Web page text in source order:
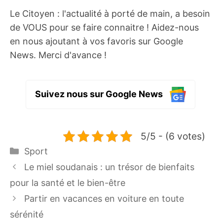
Le Citoyen : l'actualité à porté de main, a besoin
de VOUS pour se faire connaitre ! Aidez-nous
en nous ajoutant à vos favoris sur Google
News. Merci d'avance !
Suivez nous sur Google News
5/5 - (6 votes)
Catégories
Sport
Le miel soudanais : un trésor de bienfaits
pour la santé et le bien-être
Partir en vacances en voiture en toute
sérénité